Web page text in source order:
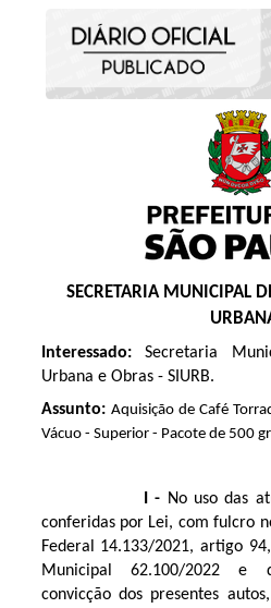
SECRETARIA MUNICIPAL
Interessado:Secretaria
Urbana e Obras - SIURB.
Assunto: Aquisição de Café
Vácuo - Superior - Pacote de 500
I - No uso das
conferidas por Lei, com fulcro
Federal 14.133/2021, artigo
Municipal 62.100/2022 e
convicção dos presentes